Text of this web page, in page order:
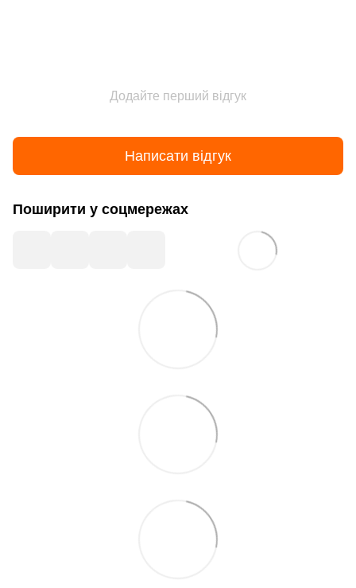
Додайте перший відгук
Написати відгук
Поширити у соцмережах